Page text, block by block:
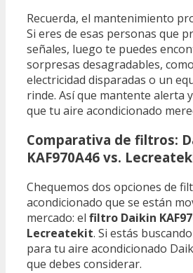
Recuerda, el mantenimiento
Si eres de esas personas que
señales, luego te puedes
sorpresas desagradables,
electricidad disparadas o un
rinde. Así que mantente alerta
que tu aire acondicionado
Comparativa de filtros:
KAF970A46 vs.
Chequemos dos opciones de
acondicionado que se están
mercado: el filtro Daikin
Lecreatekit. Si estás
para tu aire acondicionado
que debes considerar.